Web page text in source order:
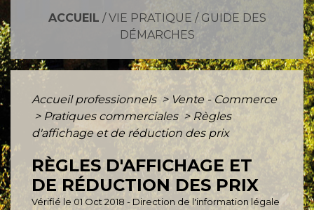
ACCUEIL / VIE PRATIQUE / GUIDE DES
DÉMARCHES
Accueil professionnels > Vente - Commerce
> Pratiques commerciales > Règles
d'affichage et de réduction des prix
RÈGLES D'AFFICHAGE ET
DE RÉDUCTION DES PRIX
Vérifié le 01 Oct 2018 - Direction de l'information légale